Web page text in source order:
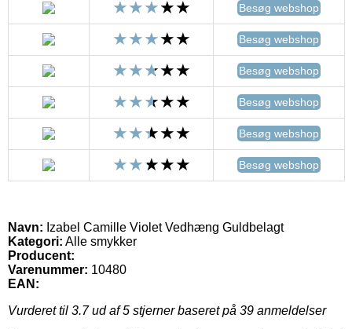
Besøg webshop
Besøg webshop
Besøg webshop
Besøg webshop
Besøg webshop
Besøg webshop
Navn: Izabel Camille Violet Vedhæng Guldbelagt
Kategori: Alle smykker
Producent:
Varenummer: 10480
EAN:
Vurderet til 3.7ud af 5 stjerner baseret på 39 anmeldelser